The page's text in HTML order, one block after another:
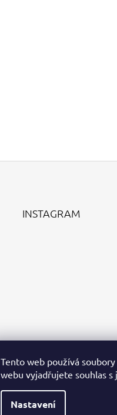
Tento web používá
webu vyjadřujete souhlas
Nastavení
INSTAGRAM
Sledovat na